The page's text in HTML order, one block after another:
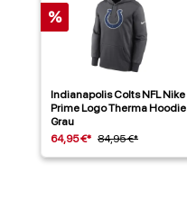
%
Indianapolis Colts NFL Nike
Prime Logo Therma Hoodie
Grau
64,95 €* 84,95 €*